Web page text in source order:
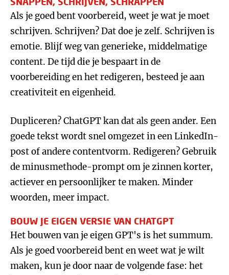
Als je goed bent voorbereid, weet je wat je moet
schrijven. Schrijven? Dat doe je zelf. Schrijven is
emotie. Blijf weg van generieke, middelmatige
content. De tijd die je bespaart in de
voorbereiding en het redigeren, besteed je aan
creativiteit en eigenheid.
Dupliceren? ChatGPT kan dat als geen ander. Een
goede tekst wordt snel omgezet in een LinkedIn-
post of andere contentvorm. Redigeren? Gebruik
de minusmethode-prompt om je zinnen korter,
actiever en persoonlijker te maken. Minder
woorden, meer impact.
BOUW JE EIGEN VERSIE VAN CHATGPT
Het bouwen van je eigen GPT's is het summum.
Als je goed voorbereid bent en weet wat je wilt
maken, kun je door naar de volgende fase: het